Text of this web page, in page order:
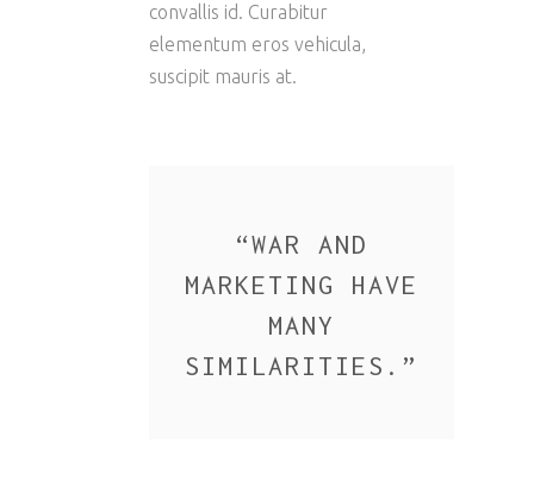
convallis id. Curabitur
elementum eros vehicula,
suscipit mauris at.
“WAR AND
MARKETING HAVE
MANY
SIMILARITIES. ”